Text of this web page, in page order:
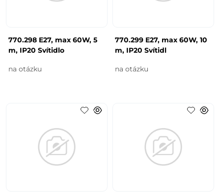
770.298 E27, max 60W, 5
m, IP20 Svítidlo
na otázku
770.299 E27, max 60W, 10
m, IP20 Svítidl
na otázku